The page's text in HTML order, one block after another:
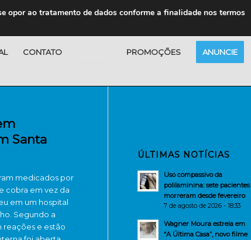
CONTATO PROMOÇÕES ANUNCIE
Santa
medicados por
cobra em vez da
em um hospital
Segundo a
reações e estão
ÚLTIMAS NOTÍCIAS
Uso compassivo da
polilaminina: sete pacientes
morreram desde fevereiro
7 de agosto de 2026 - 18:33
Wagner Moura estreia em
“A Última Casa”, novo filme
opor ao tratamento de dados conforme a finalidade nos termos